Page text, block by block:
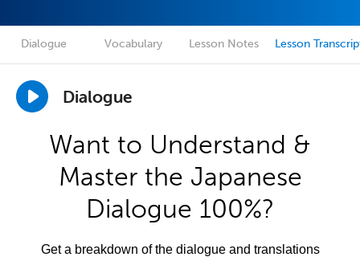
Dialogue Vocabulary Lesson Notes Lesson
Dialogue
Want to Understand &
Master the Japanese
Dialogue 100%?
Get a breakdown of the dialogue and translations